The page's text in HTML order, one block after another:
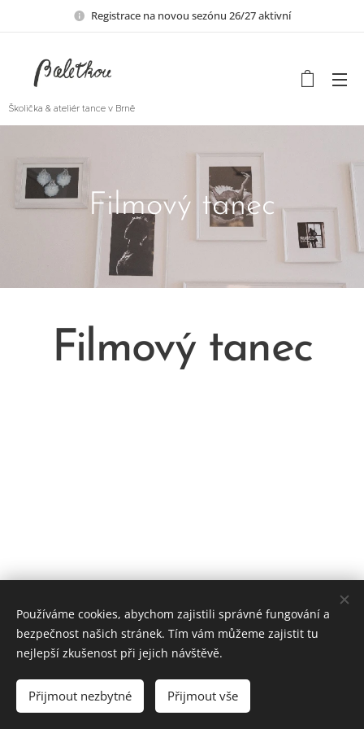
Registrace na novou sezónu 26/27 aktivní
Školička & ateliér tance v Brně
Filmový tanec
Filmový tanec
na piruety vyhrazena.
Powered by
Webnode Cookies
Používáme cookies, abychom zajistili správné fungování a
bezpečnost našich stránek. Tím vám můžeme zajistit tu
nejlepší zkušenost při jejich návštěvě.
Přijmout nezbytné Přijmout vše